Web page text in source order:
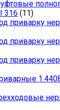
316 (11)
приварку
приварку
приварку